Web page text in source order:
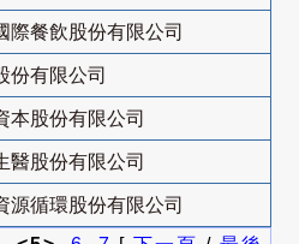
際餐飲股份有限公司
份有限公司
本股份有限公司
醫股份有限公司
源循環股份有限公司